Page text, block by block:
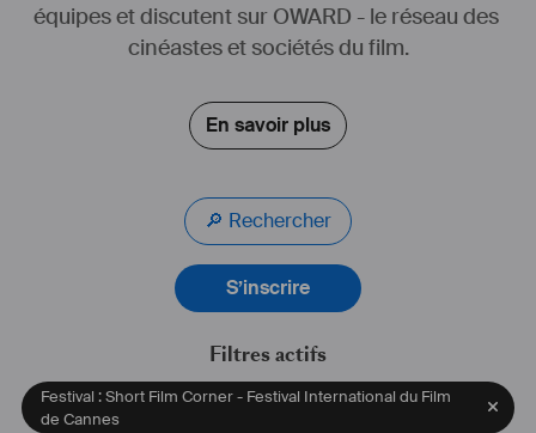
équipes et discutent sur OWARD - le réseau des
cinéastes et sociétés du film.
En savoir plus
🔎 Rechercher
S’inscrire
Filtres actifs
Festival : Short Film Corner - Festival International du Film
de Cannes
Diplômé d'une licence en Sound Design en 2020 et d'une formation
de BTS Audiovisuel Option Métiers du Son en 2018.
Je travaille en tant que Chef Opérateur Son, Sound Designer,
Opérateur de Prise de Son, Monteur Son et Mixeur sur différents
types de projets (Courts-Moyens-Métrages, Publicités,
réalisés ces derniers mois, sont en phase de post-production.
Je possède mon propre matériel, adéquat pour tout type de prise de
son.
Je suis motivé et ouvert à tout type de projets ! N'hésitez pas à me